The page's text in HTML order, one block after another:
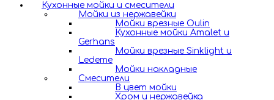
Кухонные мойки и смесители
Мойки из нержавейки
Мойки врезные Oulin
Кухонные мойки Amalet и
Gerhans
Мойки врезные Sinklight и
Ledeme
Мойки накладные
Смесители
В цвет мойки
Хром и нержавейка